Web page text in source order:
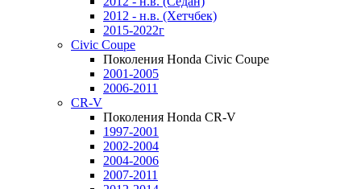
2012 - н.в. (Хетчбек)
2015-2022г
Civic Coupe
Поколения Honda Civic Coupe
2001-2005
2006-2011
CR-V
Поколения Honda CR-V
1997-2001
2002-2004
2004-2006
2007-2011